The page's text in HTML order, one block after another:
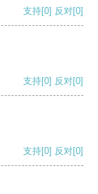
支持[0] 反对[0]
支持[0] 反对[0]
支持[0] 反对[0]